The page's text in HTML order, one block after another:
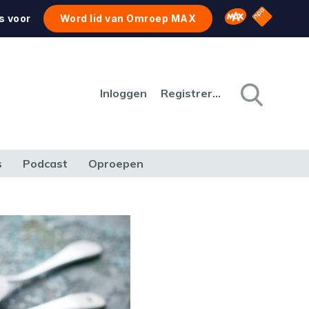
voor Word lid van Omroep MAX Omroep MAX
NPO
Inloggen Registreren
Podcast Oproepen